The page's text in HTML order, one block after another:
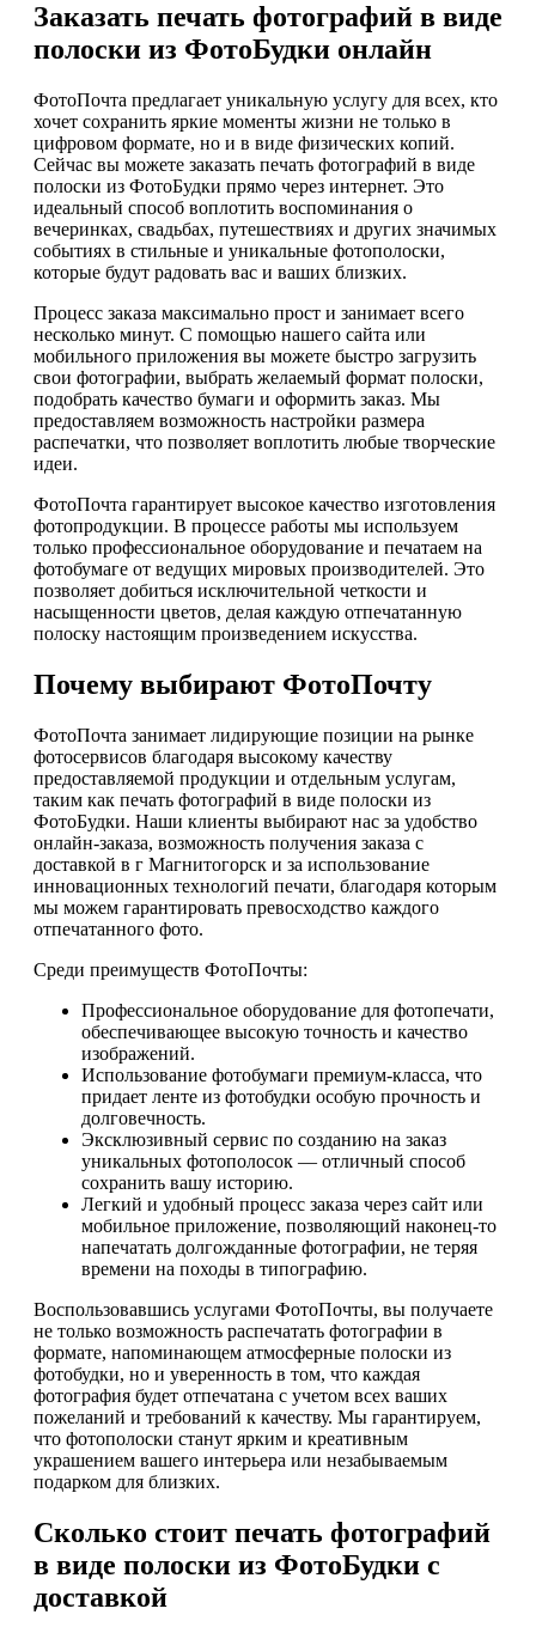
Заказать печать фотографий в виде
полоски из ФотоБудки онлайн
ФотоПочта предлагает уникальную услугу для всех, кто
хочет сохранить яркие моменты жизни не только в
цифровом формате, но и в виде физических копий.
Сейчас вы можете заказать печать фотографий в виде
полоски из ФотоБудки прямо через интернет. Это
идеальный способ воплотить воспоминания о
вечеринках, свадьбах, путешествиях и других значимых
событиях в стильные и уникальные фотополоски,
которые будут радовать вас и ваших близких.
Процесс заказа максимально прост и занимает всего
несколько минут. С помощью нашего сайта или
мобильного приложения вы можете быстро загрузить
свои фотографии, выбрать желаемый формат полоски,
подобрать качество бумаги и оформить заказ. Мы
предоставляем возможность настройки размера
распечатки, что позволяет воплотить любые творческие
идеи.
ФотоПочта гарантирует высокое качество изготовления
фотопродукции. В процессе работы мы используем
только профессиональное оборудование и печатаем на
фотобумаге от ведущих мировых производителей. Это
позволяет добиться исключительной четкости и
насыщенности цветов, делая каждую отпечатанную
полоску настоящим произведением искусства.
Почему выбирают ФотоПочту
ФотоПочта занимает лидирующие позиции на рынке
фотосервисов благодаря высокому качеству
предоставляемой продукции и отдельным услугам,
таким как печать фотографий в виде полоски из
ФотоБудки. Наши клиенты выбирают нас за удобство
онлайн-заказа, возможность получения заказа с
доставкой в г Магнитогорск и за использование
инновационных технологий печати, благодаря которым
мы можем гарантировать превосходство каждого
отпечатанного фото.
Среди преимуществ ФотоПочты:
Профессиональное оборудование для фотопечати,
обеспечивающее высокую точность и качество
изображений.
Использование фотобумаги премиум-класса, что
придает ленте из фотобудки особую прочность и
долговечность.
Эксклюзивный сервис по созданию на заказ
уникальных фотополосок — отличный способ
сохранить вашу историю.
Легкий и удобный процесс заказа через сайт или
мобильное приложение, позволяющий наконец-то
напечатать долгожданные фотографии, не теряя
времени на походы в типографию.
Воспользовавшись услугами ФотоПочты, вы получаете
не только возможность распечатать фотографии в
формате, напоминающем атмосферные полоски из
фотобудки, но и уверенность в том, что каждая
фотография будет отпечатана с учетом всех ваших
пожеланий и требований к качеству. Мы гарантируем,
что фотополоски станут ярким и креативным
украшением вашего интерьера или незабываемым
подарком для близких.
Сколько стоит печать фотографий
в виде полоски из ФотоБудки с
доставкой